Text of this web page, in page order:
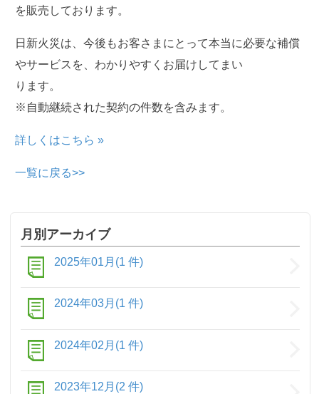
を販売しております。
日新火災は、今後もお客さまにとって本当に必要な補償
やサービスを、わかりやすくお届けしてまい
ります。
※自動継続された契約の件数を含みます。
詳しくはこちら »
一覧に戻る>>
月別アーカイブ
2025年01月(1 件)
2024年03月(1 件)
2024年02月(1 件)
2023年12月(2 件)